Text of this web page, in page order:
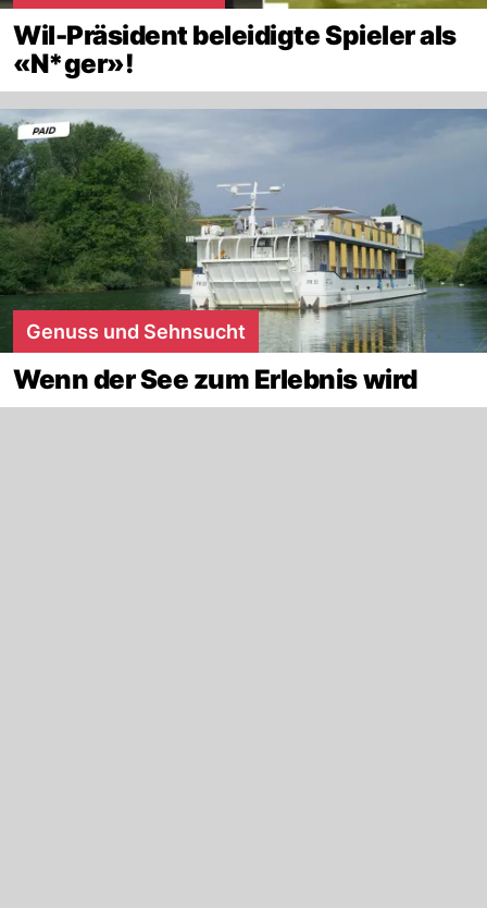
Wil-Präsident beleidigte Spieler als
«N*ger»!
Genuss und Sehnsucht
Wenn der See zum Erlebnis wird